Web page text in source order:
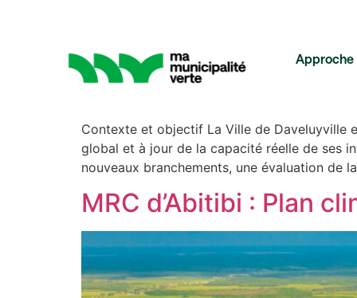
Approche
Décarbonation :
Énergies renouvelables
Évaluer la capacité
Contexte et objectif La Ville de Daveluyville
global et à jour de la capacité réelle de ses
nouveaux branchements, une évaluation de
MRC d’Abitibi : Plan